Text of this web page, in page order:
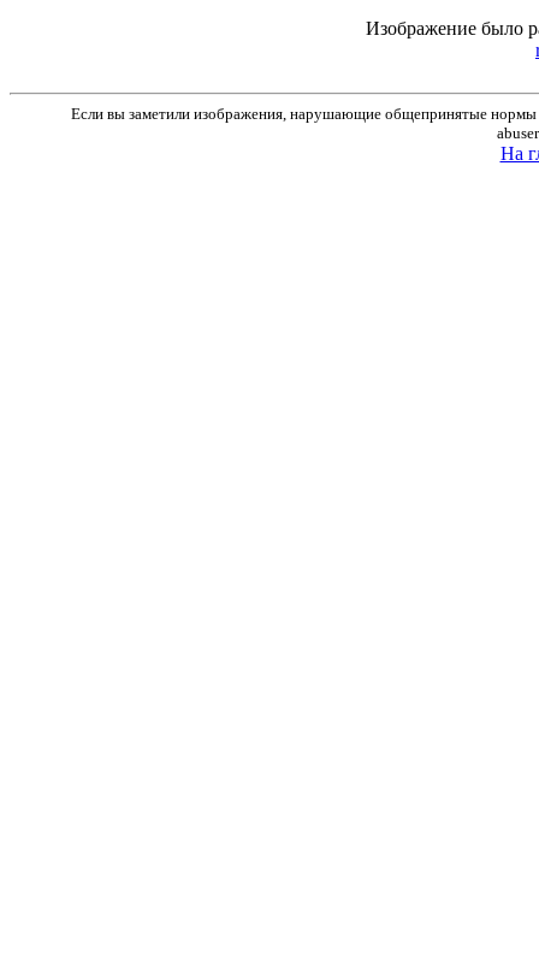
Изображение было
Если вы заметили изображения, нарушающие общепринятые нормы
На